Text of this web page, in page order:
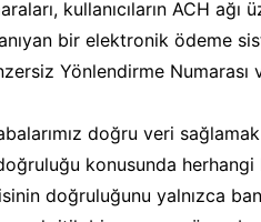
kullanıcıların ACH ağı
bir elektronik ödeme
Yönlendirme Numarası
doğru veri
konusunda herhangi
doğruluğunu yalnızca